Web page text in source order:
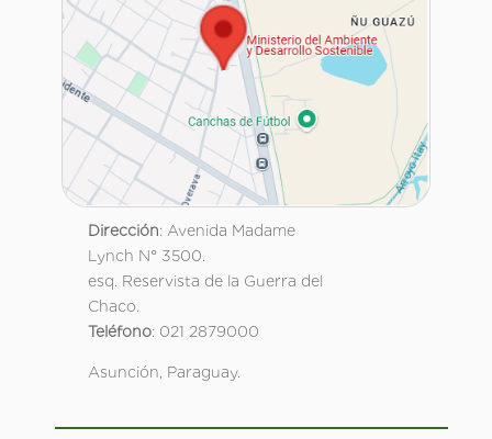
Dirección: Avenida Madame
Lynch N° 3500.
esq. Reservista de la Guerra del
Chaco.
Teléfono: 021 2879000
Asunción, Paraguay.